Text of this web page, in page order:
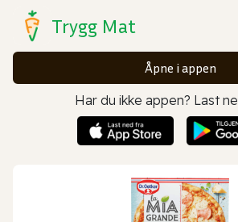
Trygg Mat
Åpne i appen
Har du ikke appen? Last